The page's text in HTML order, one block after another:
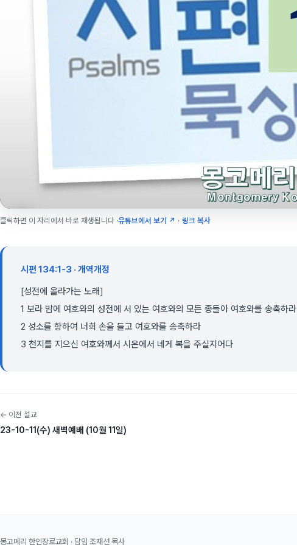
클릭하면 이 자리에서 바로 재생됩니다 ·유튜브에서 보기 ↗ · 링크 복사
시편 134:1-3 · 개역개정
[성전에 올라가는 노래]
1 보라 밤에 여호와의 성전에 서 있는 여호와의 모든 종들아 여호와를 송축하라
2 성소를 향하여 너희 손을 들고 여호와를 송축하라
3 천지를 지으신 여호와께서 시온에서 네게 복을 주실지어다
← 이전 설교
23-10-11(수) 새벽예배 (10월 11일)
몽고메리 한인장로교회 · 담임 조재선 목사